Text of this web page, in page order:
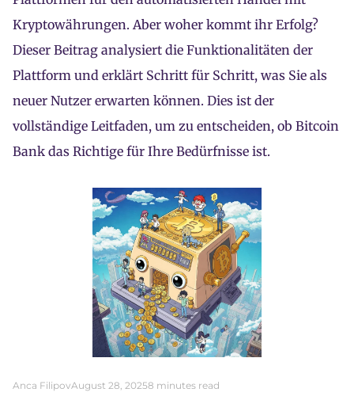
Kryptowährungen. Aber woher kommt ihr Erfolg?
Dieser Beitrag analysiert die Funktionalitäten der
Plattform und erklärt Schritt für Schritt, was Sie als
neuer Nutzer erwarten können. Dies ist der
vollständige Leitfaden, um zu entscheiden, ob Bitcoin
Bank das Richtige für Ihre Bedürfnisse ist.
Anca FilipovAugust 28, 20258 minutes read